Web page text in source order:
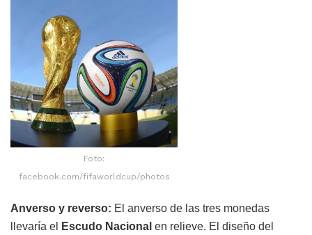
Foto:
facebook.com/fifaworldcup/photos
Anverso y reverso: El anverso de las tres monedas
llevaría el
Escudo Nacional en relieve. El diseño del